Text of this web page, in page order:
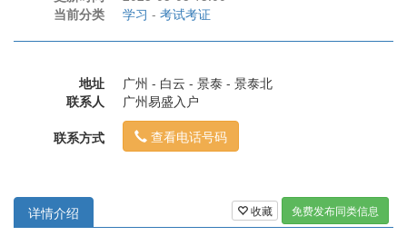
当前分类
学习 - 考试考证
地址
广州 - 白云 - 景泰 - 景泰北
联系人
广州易盛入户
联系方式
查看电话号码
收藏 免费发布同类信息
详情介绍